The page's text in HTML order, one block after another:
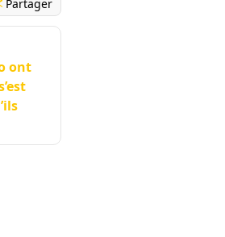
Partager
ont